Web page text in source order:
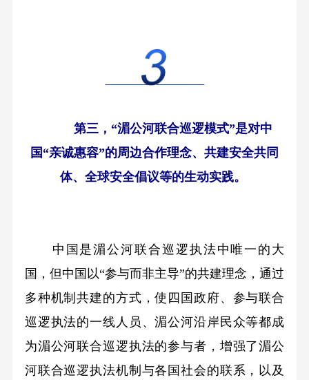
第三，“湄公河联合巡逻模式”是对中
国“亲诚惠容”的周边合作理念、共建安全共同
体、全球安全倡议等的生动实践。
中国是湄公河联合巡逻执法中唯一的大
国，但中国以“参与而非主导”的共建理念，通过
多种机制共建的方式，使四国政府、参与联合
巡逻执法的一线人员、湄公河沿岸民众等都成
为湄公河联合巡逻执法的参与者，增强了湄公
河联合巡逻执法机制与各国社会的联系，以及